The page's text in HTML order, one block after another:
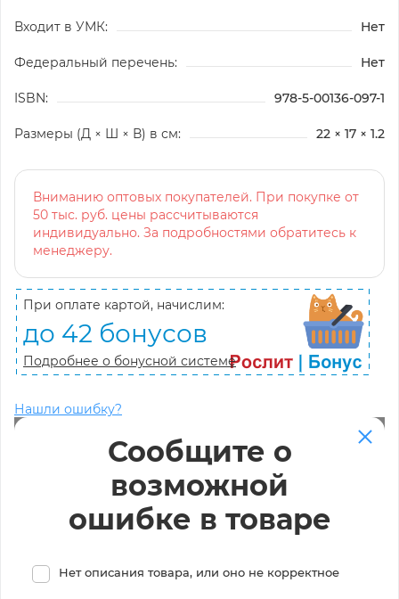
Входит в УМК: Нет
Федеральный перечень: Нет
ISBN: 978-5-00136-097-1
Размеры (Д × Ш × В) в см: 22 × 17 × 1.2
Вниманию оптовых покупателей. При покупке от
50 тыс. руб. цены рассчитываются
индивидуально. За подробностями обратитесь к
менеджеру.
При оплате картой, начислим:
до 42 бонусов
Подробнее о бонусной системе
Нашли ошибку?
Сообщите о
возможной
ошибке в товаре
Нет описания товара, или оно не корректное